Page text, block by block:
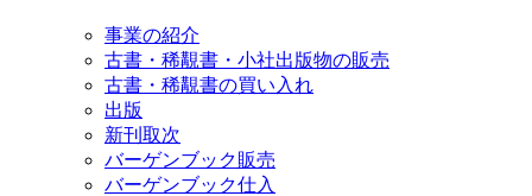
事業の紹介
古書・稀覯書・小社出版物の販売
古書・稀覯書の買い入れ
出版
新刊取次
バーゲンブック販売
バーゲンブック仕入